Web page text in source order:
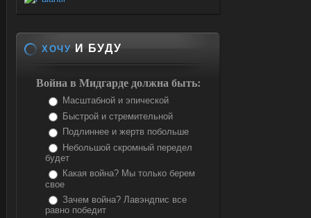
ХОЧУ И БУДУ
Война в Мидгарде должна быть:
Масштабной и эпической
Быстрой и стремительной
Подлиннее и жертв побольше
Небольшой скромный передел
будет
Какая война? Мы только берем
свое
Зачем война? Лавэндпис все
равно победит